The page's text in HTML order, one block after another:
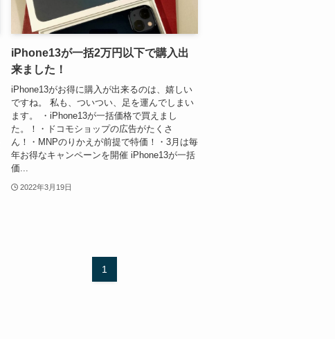
iPhone13が一括2万円以下で購入出
来ました！
iPhone13がお得に購入が出来るのは、嬉しい
ですね。 私も、ついつい、足を運んでしまい
ます。 ・iPhone13が一括価格で買えまし
た。！・ドコモショップの広告がたくさ
ん！・MNPのりかえが前提で特価！・3月は毎
年お得なキャンペーンを開催 iPhone13が一括
価...
2022年3月19日
1